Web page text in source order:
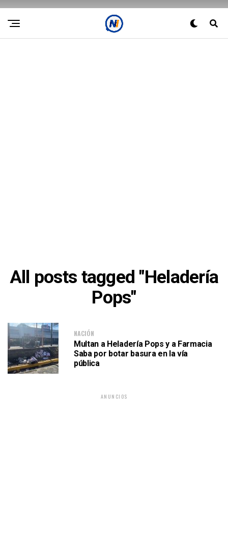
All posts tagged "Heladería
Pops"
NACIÓN
Multan a Heladería Pops y a Farmacia
Saba por botar basura en la vía
pública
ANUNCIOS